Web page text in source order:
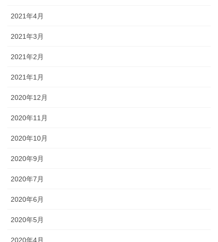
2021年4月
2021年3月
2021年2月
2021年1月
2020年12月
2020年11月
2020年10月
2020年9月
2020年7月
2020年6月
2020年5月
2020年4月